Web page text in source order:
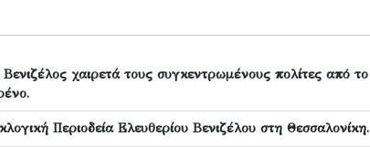
χαιρετά τους συγκεντρωμένους πολίτες από το
Περιοδεία Ελευθερίου Βενιζέλου στη Θεσσαλονίκη.